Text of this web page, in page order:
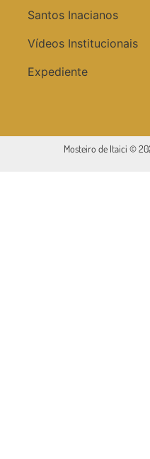
Santos Inacianos
Vídeos Institucionais
Expediente
Mosteiro de Itaici ©